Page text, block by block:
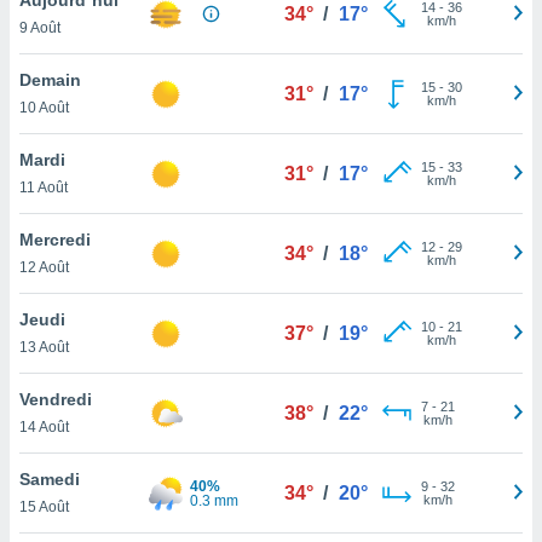
et
»,
au
vous
qu'ils
ou
le
ainsi
un
la
du
9 Août
34° / 17° 14- 36
km/h
Demain
10 Août
31° / 17° 15- 30
km/h
Mardi
11 Août
31° / 17° 15- 33
km/h
Mercredi
12 Août
34° / 18° 12- 29
km/h
Jeudi
13 Août
37° / 19° 10- 21
km/h
Vendredi
14 Août
38° / 22° 7- 21
km/h
Samedi
15 Août
40%
0.3 mm
34° / 20° 9- 32
km/h